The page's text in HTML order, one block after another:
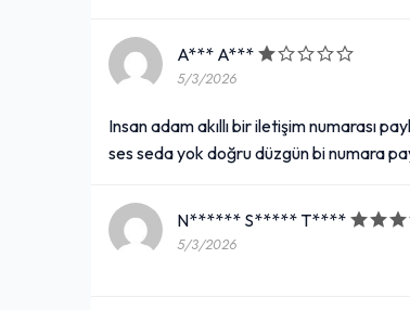
A*** A***
5/3/2026
Insan adam akıllı bir iletişim numarası
ses seda yok doğru düzgün bi numara
N****** S***** T****
5/3/2026